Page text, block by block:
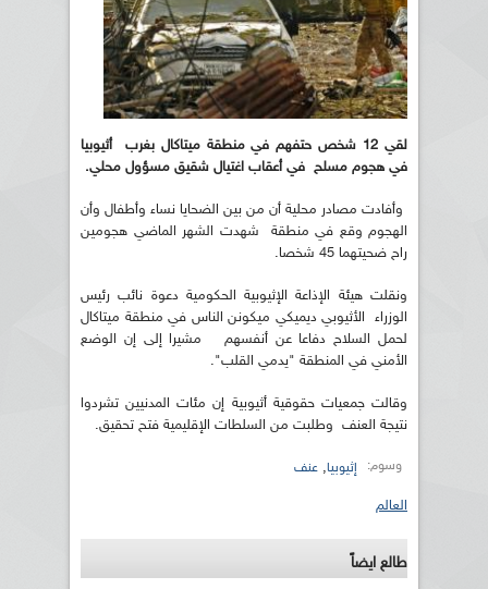
لقي 12 شخص حتفهم في منطقة ميتاكال بغرب أثيوبيا
في هجوم مسلح في أعقاب اغتيال شقيق مسؤول محلي.
وأفادت مصادر محلية أن من بين الضحايا نساء وأطفال وأن
الهجوم وقع في منطقة شهدت الشهر الماضي هجومين
راح ضحيتهما 45 شخصا.
ونقلت هيئة الإذاعة الإثيوبية الحكومية دعوة نائب رئيس
الوزراء الأثيوبي ديميكي ميكونن الناس في منطقة ميتاكال
لحمل السلاح دفاعا عن أنفسهم مشيرا إلى إن الوضع
الأمني في المنطقة "يدمي القلب".
وقالت جمعيات حقوقية أثيوبية إن مئات المدنيين تشردوا
نتيجة العنف وطلبت من السلطات الإقليمية فتح تحقيق.
وسوم: إثيوبيا, عنف
العالم
طالع ايضاً